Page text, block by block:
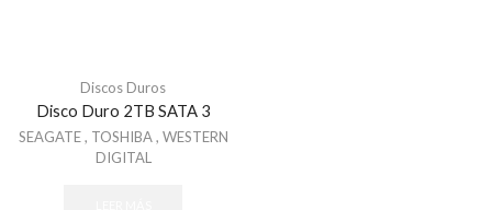
Discos Duros
Disco Duro 2TB SATA 3
SEAGATE, TOSHIBA, WESTERN
DIGITAL